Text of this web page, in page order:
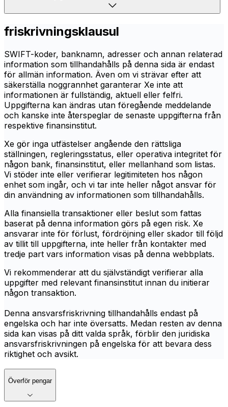
friskrivningsklausul
SWIFT-koder, banknamn, adresser och annan relaterad
information som tillhandahålls på denna sida är endast
för allmän information. Även om vi strävar efter att
säkerställa noggrannhet garanterar Xe inte att
informationen är fullständig, aktuell eller felfri.
Uppgifterna kan ändras utan föregående meddelande
och kanske inte återspeglar de senaste uppgifterna från
respektive finansinstitut.
Xe gör inga utfästelser angående den rättsliga
ställningen, regleringsstatus, eller operativa integritet för
någon bank, finansinstitut, eller mellanhand som listas.
Vi stöder inte eller verifierar legitimiteten hos någon
enhet som ingår, och vi tar inte heller något ansvar för
din användning av informationen som tillhandahålls.
Alla finansiella transaktioner eller beslut som fattas
baserat på denna information görs på egen risk. Xe
ansvarar inte för förlust, fördröjning eller skador till följd
av tillit till uppgifterna, inte heller från kontakter med
tredje part vars information visas på denna webbplats.
Vi rekommenderar att du självständigt verifierar alla
uppgifter med relevant finansinstitut innan du initierar
någon transaktion.
Denna ansvarsfriskrivning tillhandahålls endast på
engelska och har inte översatts. Medan resten av denna
sida kan visas på ditt valda språk, förblir den juridiska
ansvarsfriskrivningen på engelska för att bevara dess
riktighet och avsikt.
Överför pengar